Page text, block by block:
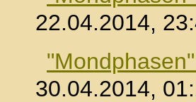
22.04.2014,
30.04.2014,